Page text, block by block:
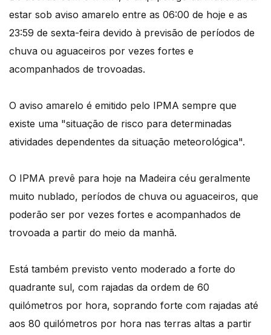
estar sob aviso amarelo entre as 06:00 de hoje e as
23:59 de sexta-feira devido à previsão de períodos de
chuva ou aguaceiros por vezes fortes e
acompanhados de trovoadas.
O aviso amarelo é emitido pelo IPMA sempre que
existe uma "situação de risco para determinadas
atividades dependentes da situação meteorológica".
O IPMA prevê para hoje na Madeira céu geralmente
muito nublado, períodos de chuva ou aguaceiros, que
poderão ser por vezes fortes e acompanhados de
trovoada a partir do meio da manhã.
Está também previsto vento moderado a forte do
quadrante sul, com rajadas da ordem de 60
quilómetros por hora, soprando forte com rajadas até
aos 80 quilómetros por hora nas terras altas a partir